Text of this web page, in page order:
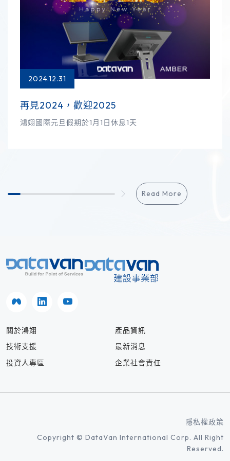
2024.12.31
再見2024，歡迎2025
鴻翊國際元旦假期於1月1日休息1天
Read More
關於鴻翊
產品資訊
技術支援
最新消息
投資人專區
企業社會責任
隱私權政策
Copyright © DataVan International Corp. All Right
Reserved.